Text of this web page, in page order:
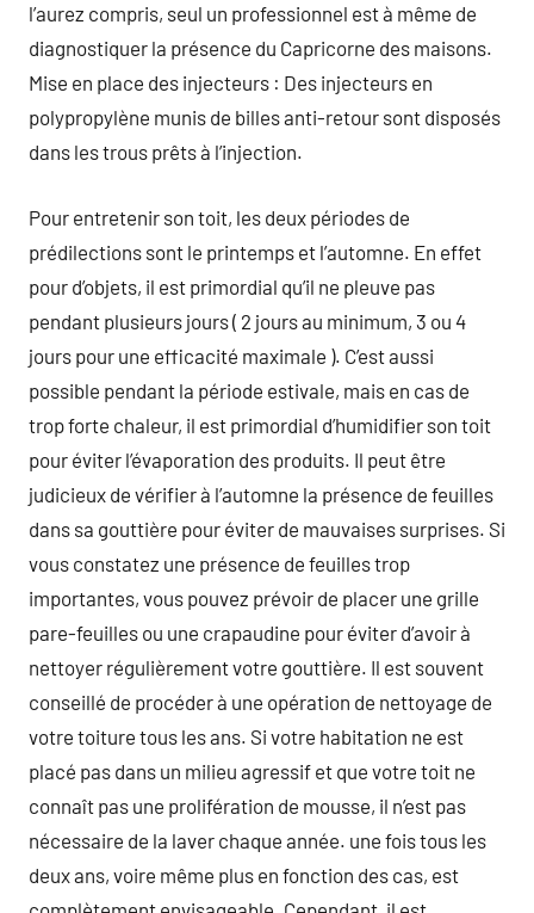
l’aurez compris, seul un professionnel est à même de
diagnostiquer la présence du Capricorne des maisons.
Mise en place des injecteurs : Des injecteurs en
polypropylène munis de billes anti-retour sont disposés
dans les trous prêts à l’injection.
Pour entretenir son toit, les deux périodes de
prédilections sont le printemps et l’automne. En effet
pour d’objets, il est primordial qu’il ne pleuve pas
pendant plusieurs jours ( 2 jours au minimum, 3 ou 4
jours pour une efficacité maximale ). C’est aussi
possible pendant la période estivale, mais en cas de
trop forte chaleur, il est primordial d’humidifier son toit
pour éviter l’évaporation des produits. Il peut être
judicieux de vérifier à l’automne la présence de feuilles
dans sa gouttière pour éviter de mauvaises surprises. Si
vous constatez une présence de feuilles trop
importantes, vous pouvez prévoir de placer une grille
pare-feuilles ou une crapaudine pour éviter d’avoir à
nettoyer régulièrement votre gouttière. Il est souvent
conseillé de procéder à une opération de nettoyage de
votre toiture tous les ans. Si votre habitation ne est
placé pas dans un milieu agressif et que votre toit ne
connaît pas une prolifération de mousse, il n’est pas
nécessaire de la laver chaque année. une fois tous les
deux ans, voire même plus en fonction des cas, est